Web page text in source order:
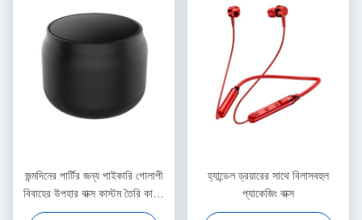
জন্মদিনের পার্টির জন্য পাইকারি গোলাপী
বিবাহের উপহার বাক্স কাস্টম তৈরি কাগজ
ব্যাগ অনুগ্রহ
হ্যান্ডেল ড্রয়ারের সাথে বিলাসবহুল
প্যাকেজিং বাক্স